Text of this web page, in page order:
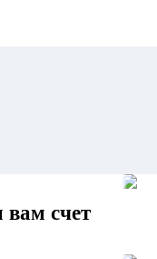
счет